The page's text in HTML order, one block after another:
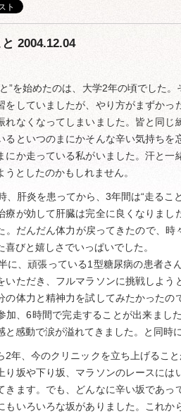
2004.12.04
”を始めたのは、大学2年の頃でした
をしていましたが、やり方がまずか
れなくなってしまいました。皆と同じ
るといつのまにかそんな辛い気持ちを
にか走っている私がいました。汗と
うとしたのかもしれません。
、肝炎を患ってから、3年間は“走るこ
療が効して肝臓は完全に良くなりま
。だんだん体力が戻ってきたので、
喜びと嬉しさでいっぱいでした。
に、頑張っている1型糖尿病の患者さ
いただき、フルマラソンに挑戦しよ
の体力と精神力を試してみたかった
加、6時間で完走することが出来まし
と感動で涙が溢れてきました。と同時
2年、今のクリニックを立ち上げるこ
り坂や下り坂、マラソンのレースに
きます。でも、どんなに辛い坂であ
もいろいろな坂がありました。これ